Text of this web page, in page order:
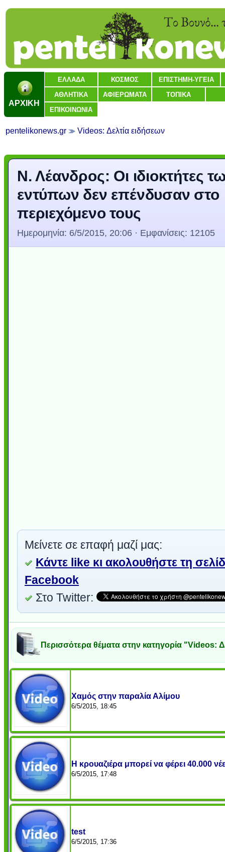
ΑΡΧΙΚΗ
ΕΛΛΑΔΑ ΚΟΣΜΟΣ ΕΠΙΣΤΗΜΗ-ΥΓΕΙΑ
ΑΘΛΗΤΙΚΑ ΑΦΙΕΡΩΜΑΤΑ ΤΟΠΙΚΑ
ΕΠΙΚΟΙΝΩΝΙΑ
pentelikonews.gr Videos: Δελτία ειδήσεων
Ν. Λέανδρος: Οι ιδιοκτήτες
εντύπων δεν επένδυσαν στο
περιεχόμενο τους
Ημερομηνία: 6/5/2015, 20:06 · Εμφανίσεις: 12105
Μείνετε σε επαφή μαζί μας:
Κάντε like κι ακολουθήστε τη
Facebook
Στο Twitter:
Περισσότερα θέματα στην κατηγορία "Videos:
Χαμός στην παραλία Αλίμου
6/5/2015, 18:45
Η κρουαζιέρα μπορεί να φέρει 40.000
6/5/2015, 17:48
test
6/5/2015, 17:36